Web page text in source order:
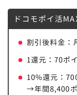
ドコモポイ活
割引後料金：
1還元：70ポ
10%還元：
→年間8,400